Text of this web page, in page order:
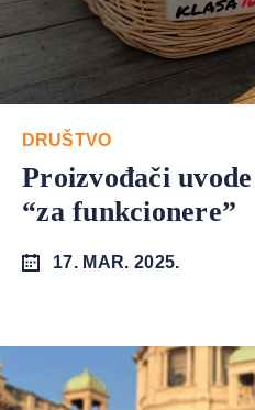
DRUŠTVO
Proizvođači
“za funkcionere”
17. MAR. 2025.